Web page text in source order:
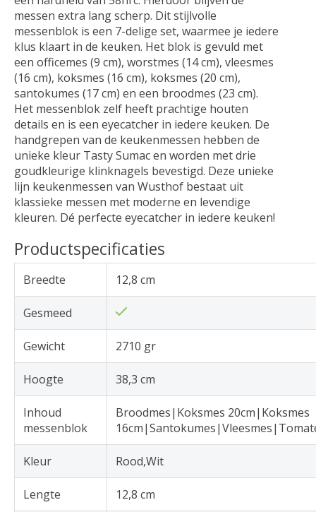
messen extra lang scherp. Dit stijlvolle
messenblok is een 7-delige set, waarmee je iedere
klus klaart in de keuken. Het blok is gevuld met
een officemes (9 cm), worstmes (14 cm), vleesmes
(16 cm), koksmes (16 cm), koksmes (20 cm),
santokumes (17 cm) en een broodmes (23 cm).
Het messenblok zelf heeft prachtige houten
details en is een eyecatcher in iedere keuken. De
handgrepen van de keukenmessen hebben de
unieke kleur Tasty Sumac en worden met drie
goudkleurige klinknagels bevestigd. Deze unieke
lijn keukenmessen van Wusthof bestaat uit
klassieke messen met moderne en levendige
kleuren. Dé perfecte eyecatcher in iedere keuken!
Productspecificaties
Breedte 12,8 cm
Gesmeed
Gewicht 2710 gr
Hoogte 38,3 cm
Inhoud
messenblok
Broodmes|Koksmes 20cm|Koksmes
Kleur Rood,Wit
Lengte 12,8 cm